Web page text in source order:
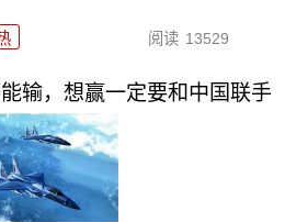
阅读 13529
输，想赢一定要和中国联手